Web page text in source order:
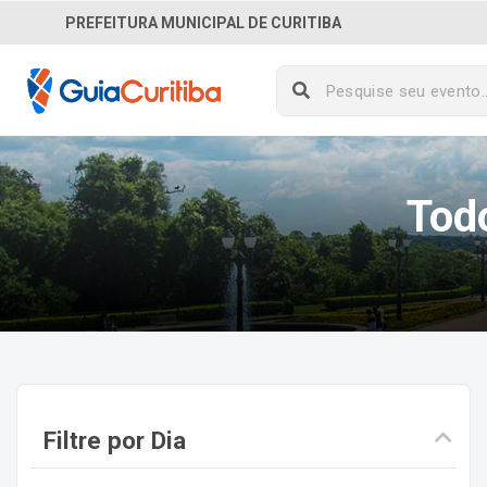
PREFEITURA MUNICIPAL DE CURITIBA
Filtre por Dia